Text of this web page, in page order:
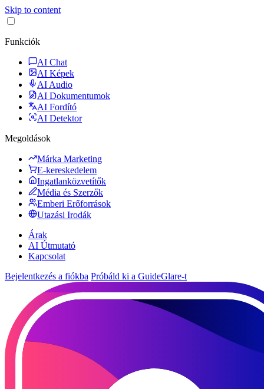
Skip to content
Funkciók
AI Chat
AI Képek
AI Audio
AI Dokumentumok
AI Fordító
AI Detektor
Megoldások
Márka Marketing
E-kereskedelem
Ingatlanközvetítők
Média és Szerzők
Emberi Erőforrások
Utazási Irodák
Árak
AI Útmutató
Kapcsolat
Bejelentkezés a fiókba Próbáld ki a GuideGlare-t